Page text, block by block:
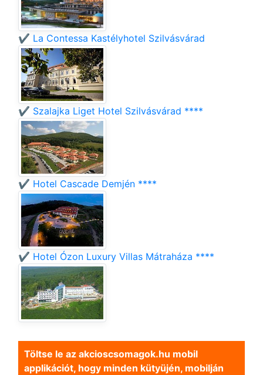
✔️ La Contessa Kastélyhotel Szilvásvárad
✔️ Szalajka Liget Hotel Szilvásvárad ****
✔️ Hotel Cascade Demjén ****
✔️ Hotel Ózon Luxury Villas Mátraháza ****
Töltse le az akcioscsomagok.hu mobil
applikációt, hogy minden kütyüjén, mobilján